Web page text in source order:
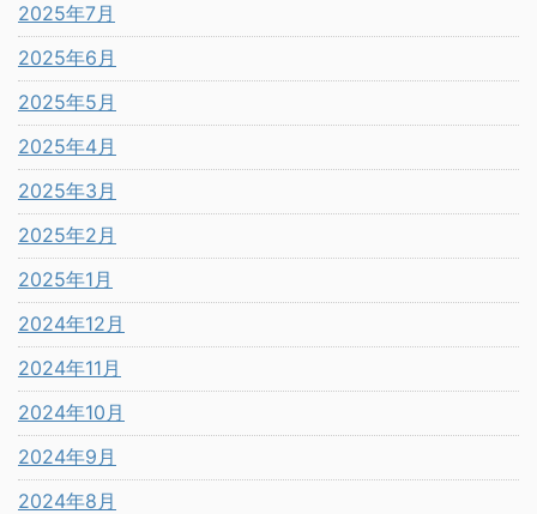
2025年7月
2025年6月
2025年5月
2025年4月
2025年3月
2025年2月
2025年1月
2024年12月
2024年11月
2024年10月
2024年9月
2024年8月